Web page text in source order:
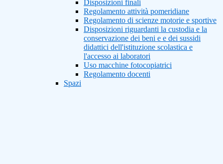
Disposizioni finali
Regolamento attività pomeridiane
Regolamento di scienze motorie e sportive
Disposizioni riguardanti la custodia e la
conservazione dei beni e e dei sussidi
didattici dell'istituzione scolastica e
l'accesso ai laboratori
Uso macchine fotocopiatrici
Regolamento docenti
Spazi